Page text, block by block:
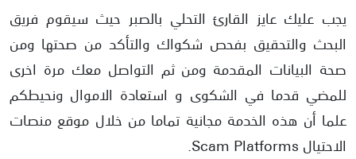
يجب عليك عايز القارئ التحلي بالصبر حيث سيقوم فريق
البحث والتحقيق بفحص شكواك والتأكد من صحتها ومن
صحة البيانات المقدمة ومن ثم التواصل معك مرة اخرى
للمضي قدما في الشكوى و استعادة الاموال ونحيطكم
علما أن هذه الخدمة مجانية تماما من خلال موقع منصات
الاحتيال Scam Platforms.